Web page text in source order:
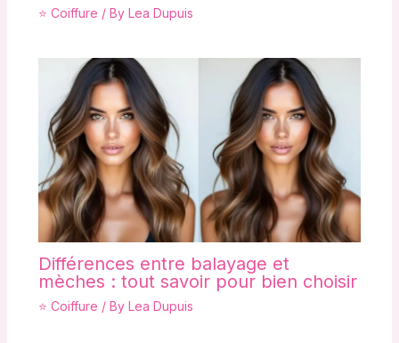
⭐ Coiffure / By Lea Dupuis
Différences entre balayage et
mèches : tout savoir pour bien choisir
⭐ Coiffure / By Lea Dupuis